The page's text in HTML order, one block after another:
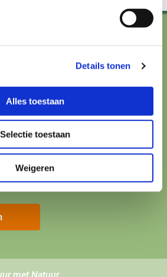
Details tonen
Alles toestaan
Selectie toestaan
Weigeren
600
onze nieuwsbrief!